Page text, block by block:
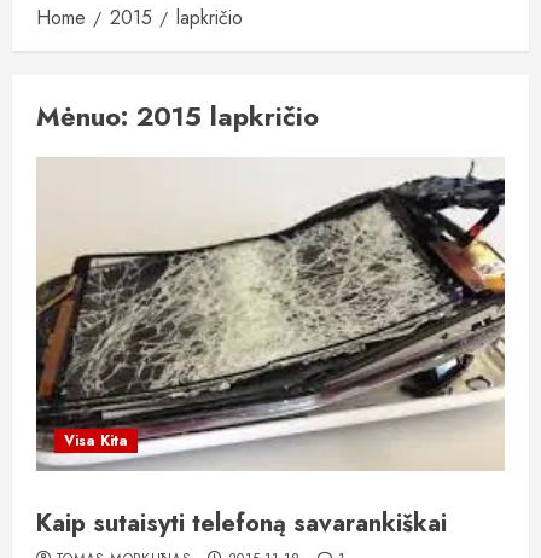
Home 2015 lapkričio
Mėnuo: 2015 lapkričio
Visa Kita
Kaip sutaisyti telefoną savarankiškai